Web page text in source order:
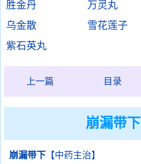
胜金丹
万灵丸
乌金散
雪花莲子
紫石英丸
上一篇 目录
崩漏带下
崩漏带下 【中药主治】